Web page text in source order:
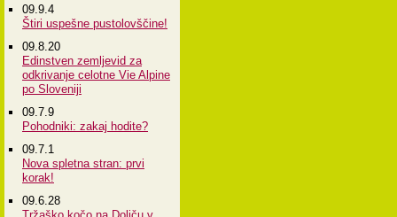
09.9.4
Štiri uspešne pustolovščine!
09.8.20
Edinstven zemljevid za
odkrivanje celotne Vie Alpine
po Sloveniji
09.7.9
Pohodniki: zakaj hodite?
09.7.1
Nova spletna stran: prvi
korak!
09.6.28